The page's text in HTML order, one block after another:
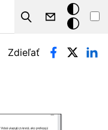
Search
Tmavý
režim
Zdieľať